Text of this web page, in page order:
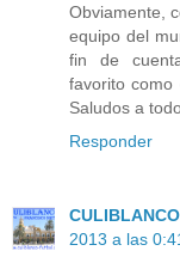
Obviamente,
equipo del
fin de
favorito como
Saludos a
Responder
2013 a las